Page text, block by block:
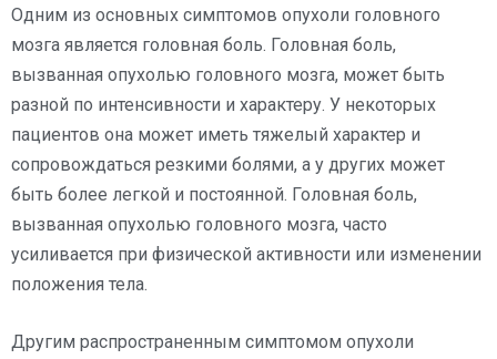
Одним из основных симптомов опухоли головного
мозга является головная боль. Головная боль,
вызванная опухолью головного мозга, может быть
разной по интенсивности и характеру. У некоторых
пациентов она может иметь тяжелый характер и
сопровождаться резкими болями, а у других может
быть более легкой и постоянной. Головная боль,
вызванная опухолью головного мозга, часто
усиливается при физической активности или изменении
положения тела.
Другим распространенным симптомом опухоли